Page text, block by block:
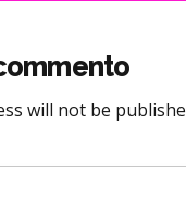
will not be